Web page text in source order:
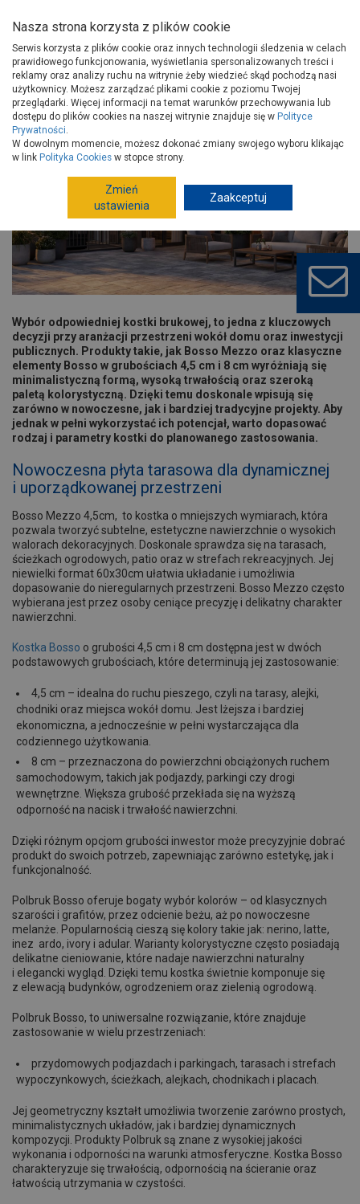
Strona główna Porady Wokół domu
Nawierzchnie
Jak dobrać kostkę Bosso Polbruk 4,5 cm i 8 cm, Bosso Mezzo 4,5cm –
Jak dobrać kostkę Bosso Polbruk 4,5
cm i 8 cm, Bosso Mezzo 4,5cm –
praktyczny poradnik
Wybór odpowiedniej kostki brukowej, to jedna z kluczowych
decyzji przy aranżacji przestrzeni wokół domu oraz inwestycji
publicznych. Produkty takie, jak Bosso Mezzo oraz klasyczne
elementy Bosso w grubościach 4,5 cm i 8 cm wyróżniają się
minimalistyczną formą, wysoką trwałością oraz szeroką
paletą kolorystyczną. Dzięki temu doskonale wpisują się
zarówno w nowoczesne, jak i bardziej tradycyjne projekty. Aby
jednak w pełni wykorzystać ich potencjał, warto dopasować
rodzaj i parametry kostki do planowanego zastosowania.
Nowoczesna płyta tarasowa dla dynamicznej
i uporządkowanej przestrzeni
Bosso Mezzo 4,5cm, to kostka o mniejszych wymiarach, która
pozwala tworzyć subtelne, estetyczne nawierzchnie o wysokich
walorach dekoracyjnych. Doskonale sprawdza się na tarasach,
ścieżkach ogrodowych, patio oraz w strefach rekreacyjnych. Jej
niewielki format 60x30cm ułatwia układanie i umożliwia
dopasowanie do nieregularnych przestrzeni. Bosso Mezzo często
wybierana jest przez osoby ceniące precyzję i delikatny charakter
nawierzchni.
Kostka Bosso o grubości 4,5 cm i 8 cm dostępna jest w dwóch
podstawowych grubościach, które determinują jej zastosowanie:
4,5 cm – idealna do ruchu pieszego, czyli na tarasy, alejki,
chodniki oraz miejsca wokół domu. Jest lżejsza i bardziej
ekonomiczna, a jednocześnie w pełni wystarczająca dla
codziennego użytkowania.
8 cm – przeznaczona do powierzchni obciążonych ruchem
samochodowym, takich jak podjazdy, parkingi czy drogi
wewnętrzne. Większa grubość przekłada się na wyższą
odporność na nacisk i trwałość nawierzchni.
Dzięki różnym opcjom grubości inwestor może precyzyjnie dobrać
produkt do swoich potrzeb, zapewniając zarówno estetykę, jak i
funkcjonalność.
Polbruk Bosso oferuje bogaty wybór kolorów – od klasycznych
szarości i grafitów, przez odcienie beżu, aż po nowoczesne
melanże. Popularnością cieszą się kolory takie jak: nerino, latte,
inez ardo, ivory i adular. Warianty kolorystyczne często posiadają
delikatne cieniowanie, które nadaje nawierzchni naturalny
i elegancki wygląd. Dzięki temu kostka świetnie komponuje się
z elewacją budynków, ogrodzeniem oraz zielenią ogrodową.
Polbruk Bosso, to uniwersalne rozwiązanie, które znajduje
zastosowanie w wielu przestrzeniach:
przydomowych podjazdach i parkingach, tarasach i strefach
wypoczynkowych, ścieżkach, alejkach, chodnikach i placach.
Jej geometryczny kształt umożliwia tworzenie zarówno prostych,
minimalistycznych układów, jak i bardziej dynamicznych
kompozycji. Produkty Polbruk są znane z wysokiej jakości
wykonania i odporności na warunki atmosferyczne. Kostka Bosso
charakteryzuje się trwałością, odpornością na ścieranie oraz
łatwością utrzymania w czystości.
Nasza strona korzysta z plików cookie
Serwis korzysta z plików cookie oraz innych technologii śledzenia w celach
prawidłowego funkcjonowania, wyświetlania spersonalizowanych treści i
reklamy oraz analizy ruchu na witrynie żeby wiedzieć skąd pochodzą nasi
użytkownicy. Możesz zarządzać plikami cookie z poziomu Twojej
przeglądarki. Więcej informacji na temat warunków przechowywania lub
dostępu do plików cookies na naszej witrynie znajduje się w Polityce
Prywatności.
W dowolnym momencie, możesz dokonać zmiany swojego wyboru klikając
w link Polityka Cookies w stopce strony.
Zmień
ustawienia
Zaakceptuj